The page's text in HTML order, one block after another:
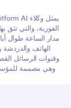
الفورية، والتي تثق
وقنوات الرسائل
وهي مصممة